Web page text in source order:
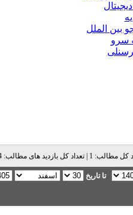
بین الملل
سرو
1 | تعداد کل بازدید های مطالب: 52,544 |
تا تاریخ